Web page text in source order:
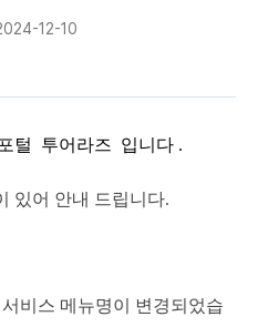
12-10
털 투어라즈 입니다 .
있어 안내 드립니다.
비스 메뉴명이 변경되었습